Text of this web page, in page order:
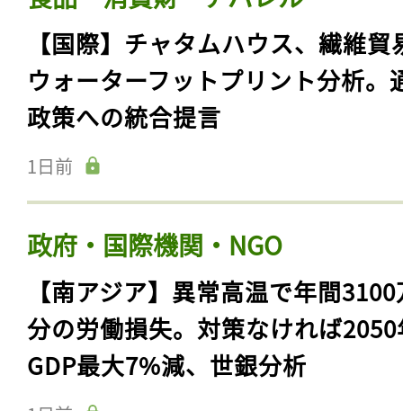
【国際】チャタムハウス、繊維貿
ウォーターフットプリント分析。
政策への統合提言
1日前
政府・国際機関・NGO
【南アジア】異常高温で年間
分の労働損失。対策なければ
GDP最大7%減、世銀分析